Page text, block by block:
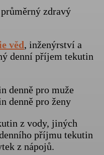
zdravý
věd, inženýrství a
denní příjem tekutin
denně pro muže
denně pro ženy
z vody, jiných
příjmu tekutin
z nápojů.